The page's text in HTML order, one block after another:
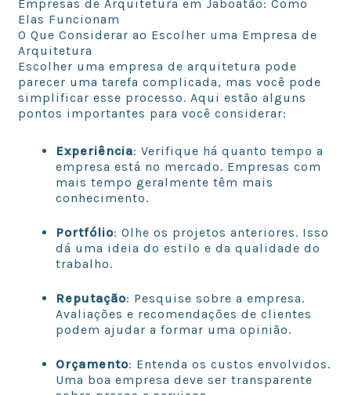
Empresas de Arquitetura em Jaboatão: Como
Elas Funcionam
O Que Considerar ao Escolher uma Empresa de
Arquitetura
Escolher uma empresa de arquitetura pode
parecer uma tarefa complicada, mas você pode
simplificar esse processo. Aqui estão alguns
pontos importantes para você considerar:
Experiência: Verifique há quanto tempo a
empresa está no mercado. Empresas com
mais tempo geralmente têm mais
conhecimento.
Portfólio: Olhe os projetos anteriores. Isso
dá uma ideia do estilo e da qualidade do
trabalho.
Reputação: Pesquise sobre a empresa.
Avaliações e recomendações de clientes
podem ajudar a formar uma opinião.
Orçamento: Entenda os custos envolvidos.
Uma boa empresa deve ser transparente